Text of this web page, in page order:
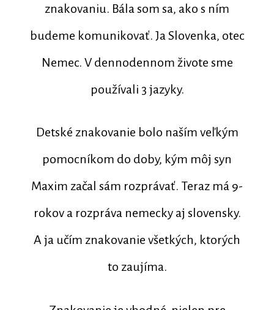
znakovaniu. Bála som sa, ako s ním
budeme komunikovať. Ja Slovenka, otec
Nemec. V dennodennom živote sme
používali 3 jazyky.
Detské znakovanie bolo naším veľkým
pomocníkom do doby, kým môj syn
Maxim začal sám rozprávať. Teraz má 9-
rokov a rozpráva nemecky aj slovensky.
A ja učím znakovanie všetkých, ktorých
to zaujíma.